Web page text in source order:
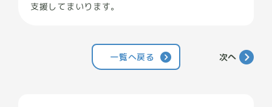
支援してまいります。
一覧へ戻る 次へ